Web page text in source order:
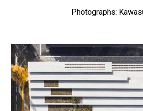
Photographs: